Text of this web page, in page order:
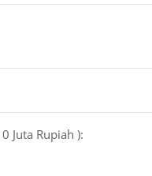
Juta Rupiah ):